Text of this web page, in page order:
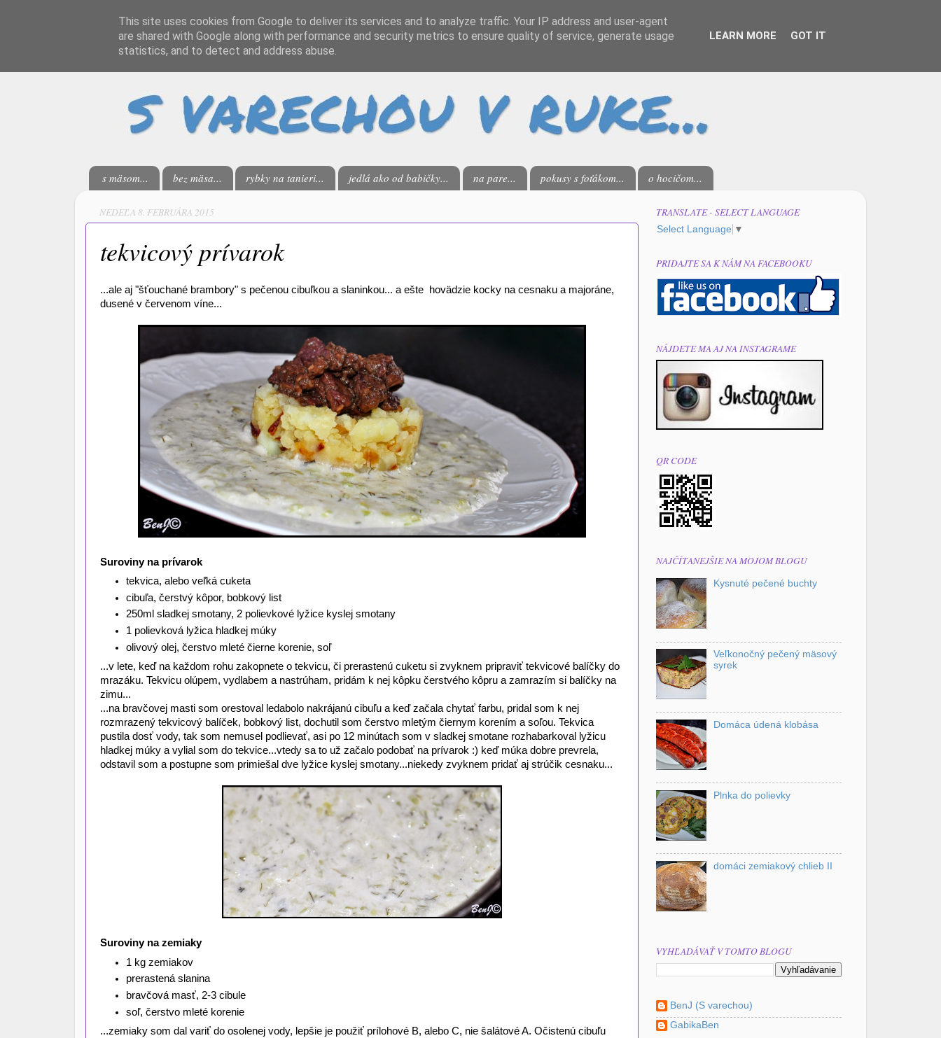
s mäsom... bez mäsa... rybky na tanieri... jedlá ako od babičky... na pare... pokusy s foťákom... o hocičom...
NEDEĽA 8. FEBRUÁRA 2015
tekvicový prívarok
...ale aj "šťouchané brambory" s pečenou cibuľkou a slaninkou... a ešte hovädzie kocky na cesnaku a majoráne,
dusené v červenom víne...
Suroviny na prívarok
tekvica, alebo veľká cuketa
cibuľa, čerstvý kôpor, bobkový list
250ml sladkej smotany, 2 polievkové lyžice kyslej smotany
1 polievková lyžica hladkej múky
olivový olej, čerstvo mleté čierne korenie, soľ
...v lete, keď na každom rohu zakopnete o tekvicu, či prerastenú cuketu si zvyknem pripraviť tekvicové balíčky do
mrazáku. Tekvicu olúpem, vydlabem a nastrúham, pridám k nej kôpku čerstvého kôpru a zamrazím si balíčky na
zimu...
...na bravčovej masti som orestoval ledabolo nakrájanú cibuľu a keď začala chytať farbu, pridal som k nej
rozmrazený tekvicový balíček, bobkový list, dochutil som čerstvo mletým čiernym korením a soľou. Tekvica
pustila dosť vody, tak som nemusel podlievať, asi po 12 minútach som v sladkej smotane rozhabarkoval lyžicu
hladkej múky a vylial som do tekvice...vtedy sa to už začalo podobať na prívarok :) keď múka dobre prevrela,
odstavil som a postupne som primiešal dve lyžice kyslej smotany...niekedy zvyknem pridať aj strúčik cesnaku...
Suroviny na zemiaky
1 kg zemiakov
prerastená slanina
bravčová masť, 2-3 cibule
soľ, čerstvo mleté korenie
...zemiaky som dal variť do osolenej vody, lepšie je použiť prílohové B, alebo C, nie šalátové A. Očistenú cibuľu
TRANSLATE - SELECT LANGUAGE
Select Language ▼
PRIDAJTE SA K NÁM NA FACEBOOKU
NÁJDETE MA AJ NA INSTAGRAME
QR CODE
NAJČÍTANEJŠIE NA MOJOM BLOGU
Kysnuté pečené buchty
Veľkonočný pečený mäsový
syrek
Domáca údená klobása
Plnka do polievky
domáci zemiakový chlieb II
VYHĽADÁVAŤ V TOMTO BLOGU
BenJ (S varechou)
GabikaBen
This site uses cookies from Google to deliver its services and to analyze traffic. Your IP address and user-agent
are shared with Google along with performance and security metrics to ensure quality of service, generate usage
statistics, and to detect and address abuse.
LEARN MORE GOT IT